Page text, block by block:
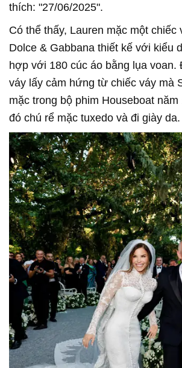
thích: "27/06/2025".
Có thể thấy, Lauren mặc một chiếc
Dolce & Gabbana thiết kế với kiểu
hợp với 180 cúc áo bằng lụa
váy lấy cảm hứng từ chiếc váy mà
mặc trong bộ phim Houseboat năm
đó chú rể mặc tuxedo và đi giày da.